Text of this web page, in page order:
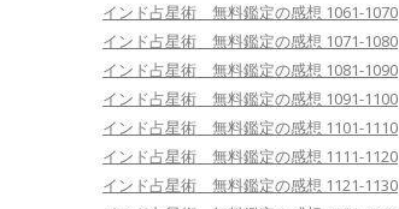
インド占星術 無料鑑定の感想 1061-1070
インド占星術 無料鑑定の感想 1071-1080
インド占星術 無料鑑定の感想 1081-1090
インド占星術 無料鑑定の感想 1091-1100
インド占星術 無料鑑定の感想 1101-1110
インド占星術 無料鑑定の感想 1111-1120
インド占星術 無料鑑定の感想 1121-1130